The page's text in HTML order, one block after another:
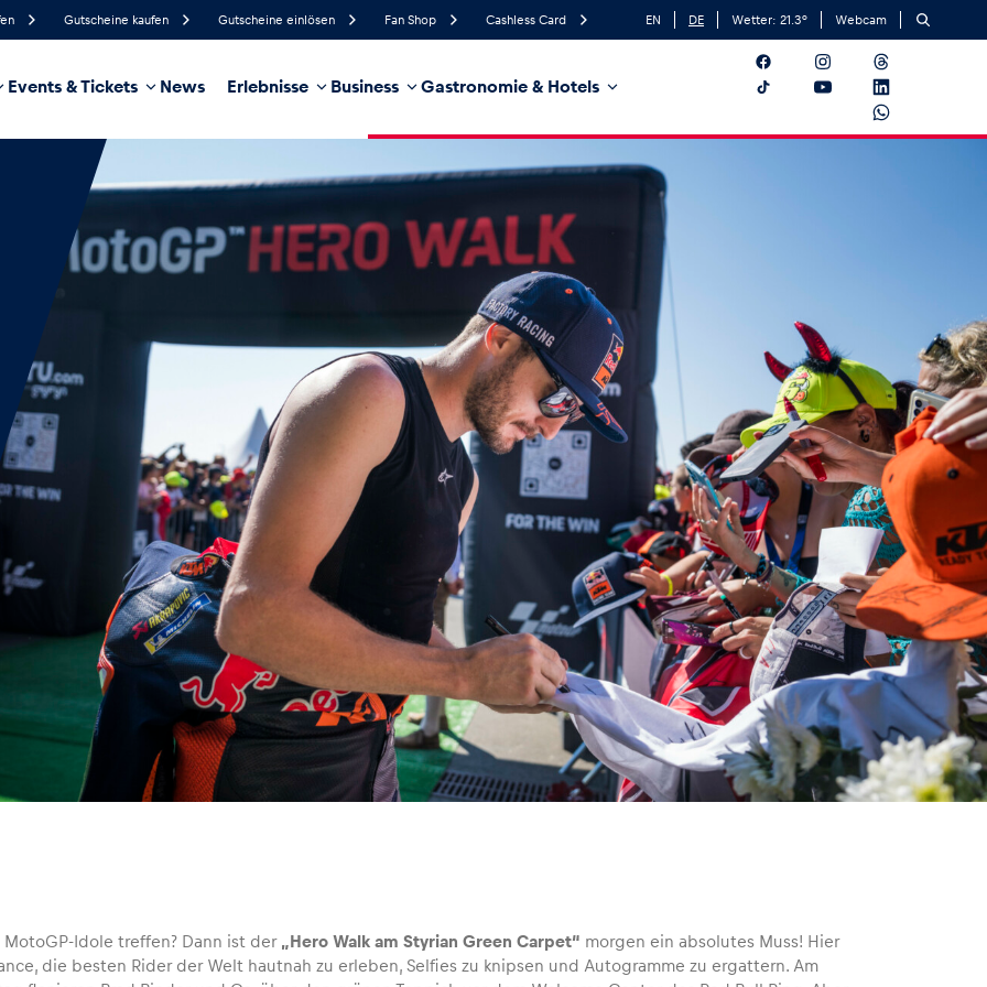
Gutscheine kaufen Gutscheine einlösen Fan Shop Cashless Card EN DE Wetter: 21.3° Webcam
Events & Tickets News Erlebnisse Business Gastronomie & Hotels
Regenwahrscheinlichkeit
Idole treffen? Dann ist der „Hero Walk am Styrian Green Carpet“ morgen ein absolutes Muss! Hier
die besten Rider der Welt hautnah zu erleben, Selfies zu knipsen und Autogramme zu ergattern. Am